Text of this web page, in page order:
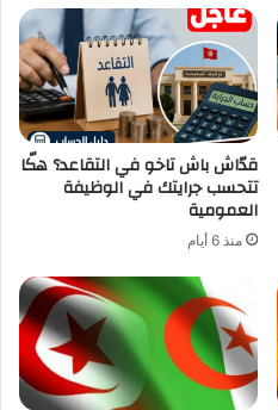
قدّاش باش تاخو في التقاعد؟ هكّا
تتحسب جرايتك في الوظيفة
العمومية
منذ 6 أيام